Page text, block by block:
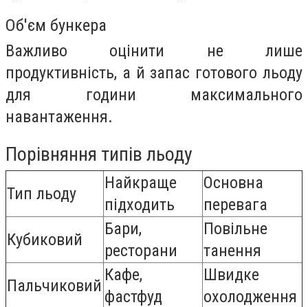
Об'єм бункера
Важливо оцінити не лише
продуктивність, а й запас готового льоду
для години максимального
навантаження.
Порівняння типів льоду
Тип льоду
Найкраще
підходить
Основна
перевага
Кубиковий
Бари,
ресторани
Повільне
танення
Пальчиковий
Кафе,
фастфуд
Швидке
охолодження